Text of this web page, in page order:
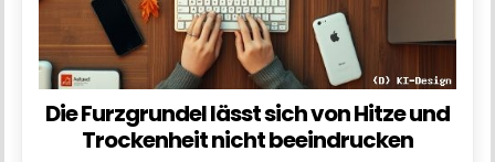
Die Furzgrundel lässt sich von Hitze und
Trockenheit nicht beeindrucken